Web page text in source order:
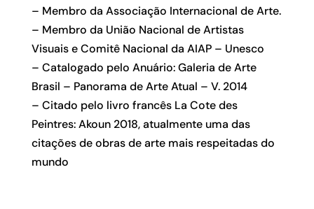
– Membro da Associação Internacional de Arte.
– Membro da União Nacional de Artistas
Visuais e Comitê Nacional da AIAP – Unesco
– Catalogado pelo Anuário: Galeria de Arte
Brasil – Panorama de Arte Atual – V. 2014
– Citado pelo livro francês La Cote des
Peintres: Akoun 2018, atualmente uma das
citações de obras de arte mais respeitadas do
mundo